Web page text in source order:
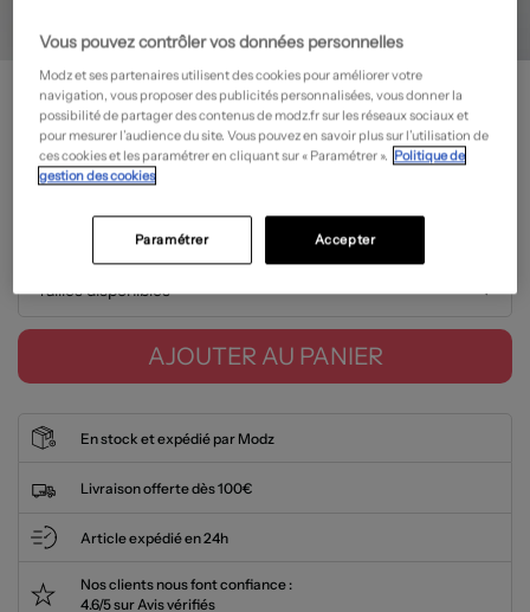
JACK & JONES
Boxer - Outlet
7,50€
Prix boutique : 14,99€
Guide des tailles
Tailles disponibles
AJOUTER AU PANIER
En stock et expédié par Modz
Livraison offerte dès 100€
Article expédié en 24h
Nos clients nous font confiance :
4.6/5 sur Avis vérifiés
Vous pouvez contrôler vos données personnelles
Modz et ses partenaires utilisent des cookies pour améliorer votre
navigation, vous proposer des publicités personnalisées, vous donner la
possibilité de partager des contenus de modz.fr sur les réseaux sociaux et
pour mesurer l’audience du site. Vous pouvez en savoir plus sur l’utilisation de
ces cookies et les paramétrer en cliquant sur « Paramétrer ». Politique de
gestion des cookies
Accepter
Paramétrer